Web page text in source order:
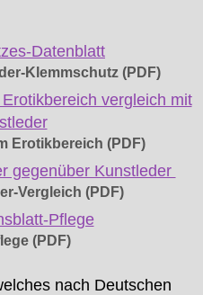
Datenblatt
Klemmschutz (PDF)
vergleich mit
Erotikbereich (PDF)
gegenüber Kunstleder
Vergleich (PDF)
Pflege
(PDF)
nach Deutschen